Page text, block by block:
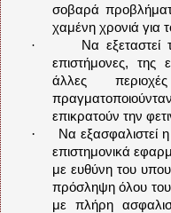
σοβαρά
χαμένη χρονιά για
·
Να εξεταστεί
επιστήμονες, της
άλλες
επικρατούν την
·
Να εξασφαλιστεί
επιστημονικά
με ευθύνη του
πρόσληψη όλου
με πλήρη